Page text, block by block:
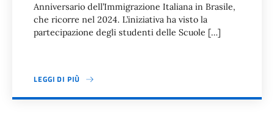
Anniversario dell’Immigrazione Italiana in Brasile,
che ricorre nel 2024. L’iniziativa ha visto la
partecipazione degli studenti delle Scuole […]
LEGGI DI PIÙ